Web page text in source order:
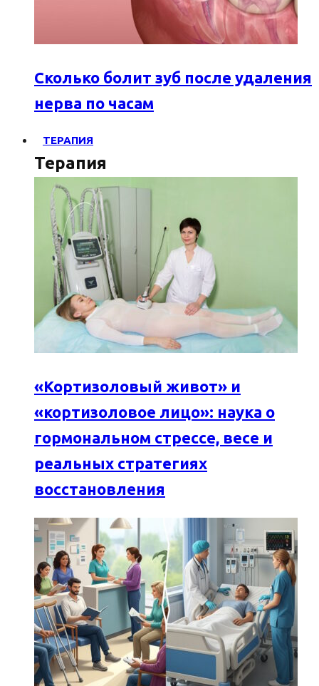
Сколько болит зуб после удаления
нерва по часам
ТЕРАПИЯ
Терапия
«Кортизоловый живот» и
«кортизоловое лицо»: наука о
гормональном стрессе, весе и
реальных стратегиях
восстановления